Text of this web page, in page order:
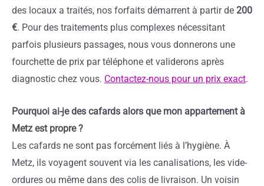
des locaux a traités, nos forfaits démarrent à partir de 200
€. Pour des traitements plus complexes nécessitant
parfois plusieurs passages, nous vous donnerons une
fourchette de prix par téléphone et validerons après
diagnostic chez vous. Contactez-nous pour un prix exact.
Pourquoi ai-je des cafards alors que mon appartement à
Metz est propre ?
Les cafards ne sont pas forcément liés à l’hygiène. À
Metz, ils voyagent souvent via les canalisations, les vide-
ordures ou même dans des colis de livraison. Un voisin